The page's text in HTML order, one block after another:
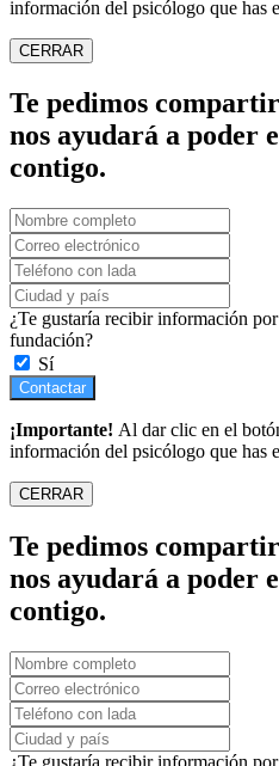
información del psicólogo que has
CERRAR
Te pedimos
nos ayudará a poder
contigo.
¿Te gustaría recibir información
fundación?
Sí
Contactar
¡Importante! Al dar clic en el
información del psicólogo que has
CERRAR
Te pedimos
nos ayudará a poder
contigo.
¿Te gustaría recibir información